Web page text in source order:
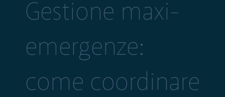
Gestione maxi-
emergenze:
come coordinare